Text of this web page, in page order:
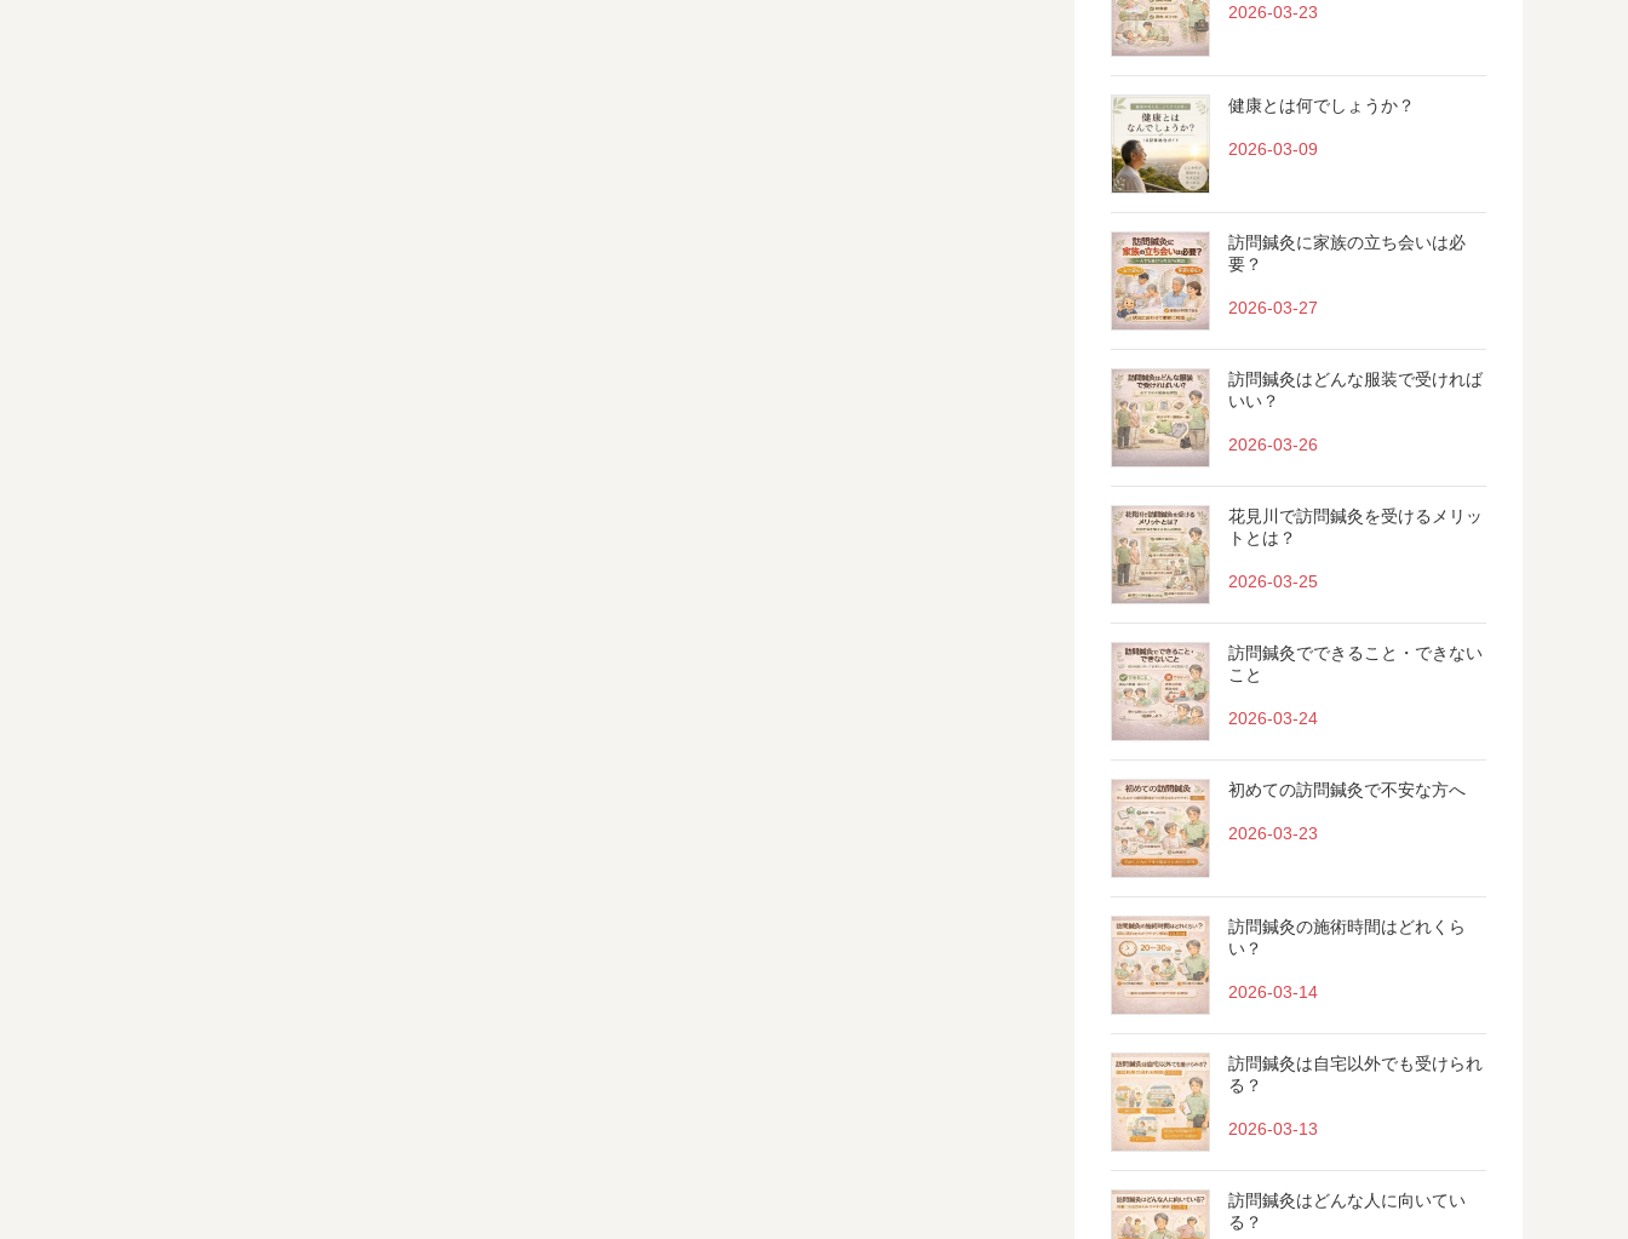
2026-03-23
健康とは何でしょうか？
2026-03-09
訪問鍼灸に家族の立ち会いは必
要？
2026-03-27
訪問鍼灸はどんな服装で受ければ
いい？
2026-03-26
花見川で訪問鍼灸を受けるメリッ
トとは？
2026-03-25
訪問鍼灸でできること・できない
こと
2026-03-24
初めての訪問鍼灸で不安な方へ
2026-03-23
訪問鍼灸の施術時間はどれくら
い？
2026-03-14
訪問鍼灸は自宅以外でも受けられ
る？
2026-03-13
訪問鍼灸はどんな人に向いてい
る？